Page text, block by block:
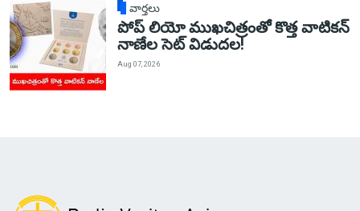
వార్తలు
పోప్ లియో ముఖచిత్రంతో కొత్త వాటికన్
నాణేల సెట్ విడుదల!
Aug 07, 2026